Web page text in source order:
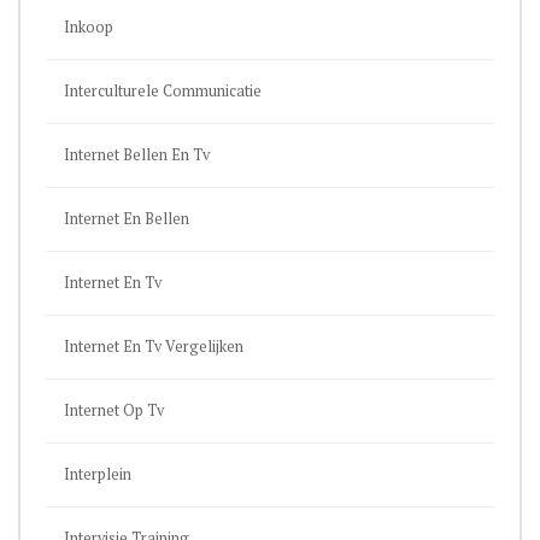
Inkoop
Interculturele Communicatie
Internet Bellen En Tv
Internet En Bellen
Internet En Tv
Internet En Tv Vergelijken
Internet Op Tv
Interplein